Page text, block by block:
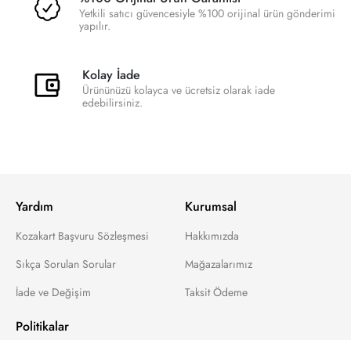
Yetkili satıcı güvencesiyle %100 orijinal ürün gönderimi
yapılır.
Kolay İade
Ürününüzü kolayca ve ücretsiz olarak iade
edebilirsiniz.
Yardım
Kozakart Başvuru Sözleşmesi
Sıkça Sorulan Sorular
İade ve Değişim
Kurumsal
Hakkımızda
Mağazalarımız
Taksit Ödeme
Politikalar